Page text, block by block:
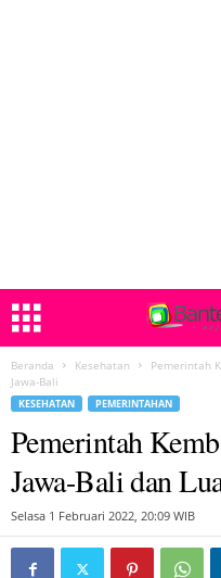
Beranda Kesehatan
Pemerintah
Jawa-Bali
KESEHATAN PEMERINTAHAN
Pemerintah
Jawa-Bali dan
Selasa 1 Februari 2022, 20:09 WIB